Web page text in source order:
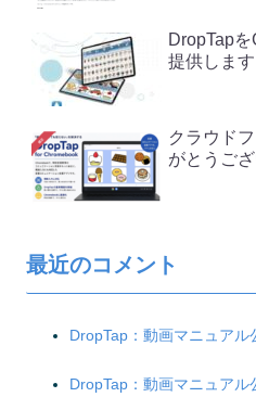
DropTap
提供します
クラウド
がとうござ
最近のコメント
DropTap：動画マニュアル
DropTap：動画マニュアル